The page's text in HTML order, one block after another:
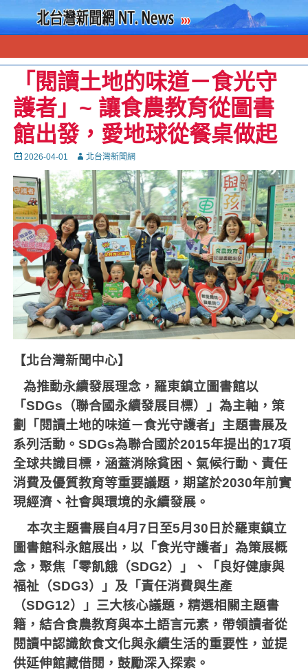
「閱讀土地的味道－食光守
護者」~ 讓食農教育從圖書
館出發，愛地球從餐桌做起
Posted
2026-04-01 Autor北台灣新聞網
【北台灣新聞中心】
為推動永續發展理念，羅東鎮立圖書館以
「SDGs （聯合國永續發展目標）」為主軸，策
劃「閱讀土地的味道－食光守護者」主題書展及
系列活動。SDGs為聯合國於2015年提出的17項
全球共識目標，涵蓋消除貧困、氣候行動、責任
消費及優質教育等重要議題，期望於2030年前實
現經濟、社會與環境的永續發展。
本次主題書展自4月7 日至5月30 日於羅東鎮立
圖書館科永館展出，以「食光守護者」為策展概
念，聚焦「零飢餓（SDG2）」、「良好健康與
福祉（SDG3）」及「責任消費與生產
（SDG12）」三大核心議題，精選相關主題書
籍，結合食農教育與本土語言元素，帶領讀者從
閱讀中認識飲食文化與永續生活的重要性，並提
供延伸館藏借閱，鼓勵深入探索。